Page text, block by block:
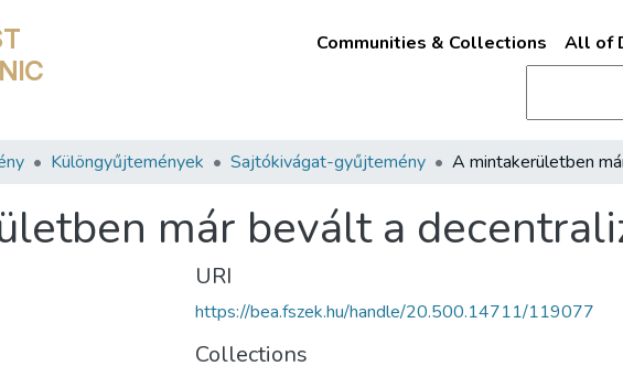
Communities & Collections All of
Különgyűjtemények Sajtókivágat-gyűjtemény
már bevált a
URI
https://bea.fszek.hu/handle/20.500.14711/119077
Collections